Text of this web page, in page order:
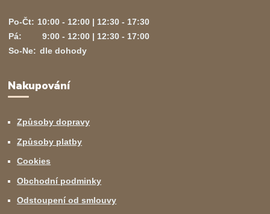
Po-Čt: 10:00 - 12:00 | 12:30 - 17:30
Pá:
9:00 - 12:00 | 12:30 - 17:00
So-Ne: dle dohody
Nakupování
Způsoby dopravy
Způsoby platby
Cookies
Obchodní podminky
Odstoupení od smlouvy